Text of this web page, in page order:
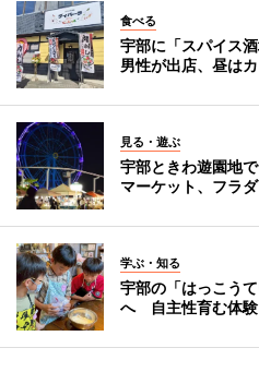
食べる
宇部に「スパイス
男性が出店、昼は
見る・遊ぶ
宇部ときわ遊園地
マーケット、フラ
学ぶ・知る
宇部の「はっこう
へ 自主性育む体